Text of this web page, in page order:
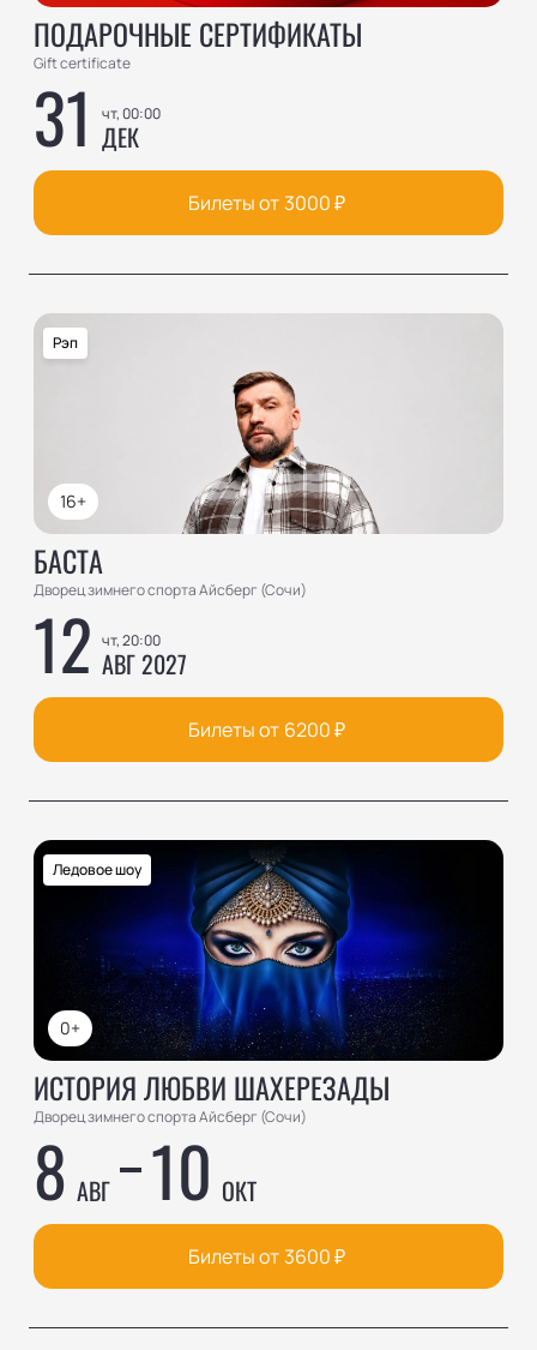
ПОДАРОЧНЫЕ СЕРТИФИКАТЫ
Gift certificate
31 чт, 00:00
ДЕК
Билеты от 3000₽
16+
Рэп
БАСТА
Дворец зимнего спорта Айсберг (Сочи)
12 чт, 20:00
АВГ 2027
Билеты от 6200₽
0+
Ледовое шоу
ИСТОРИЯ ЛЮБВИ ШАХЕРЕЗАДЫ
Дворец зимнего спорта Айсберг (Сочи)
8 АВГ 10 ОКТ
Билеты от 3600₽